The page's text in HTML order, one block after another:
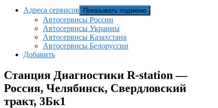
Адреса сервисов Показывать подменю
Автосервисы России
Автосервисы Украины
Автосервисы Казахстана
Автосервисы Белоруссии
Добавить
Станция Диагностики R-station —
Россия, Челябинск, Свердловский
тракт, 3Бк1